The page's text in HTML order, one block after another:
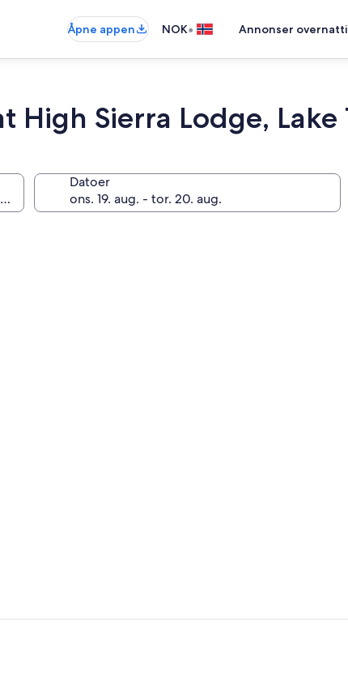
Åpne appen NOK• Annonser
High Sierra Lodge, Lake
Datoer